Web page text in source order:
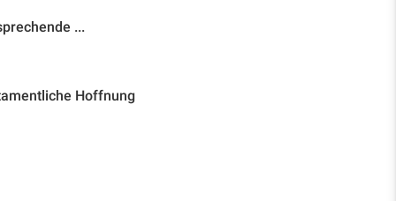
...
Hoffnung